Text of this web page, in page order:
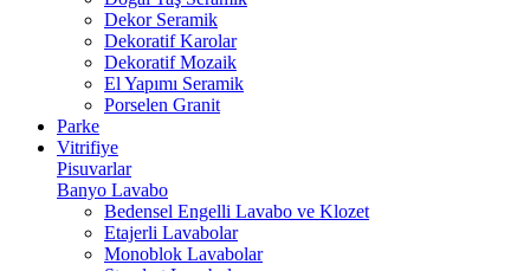
Dekor Seramik
Dekoratif Karolar
Dekoratif Mozaik
El Yapımı Seramik
Porselen Granit
Parke
Vitrifiye
Pisuvarlar
Banyo Lavabo
Bedensel Engelli Lavabo ve Klozet
Etajerli Lavabolar
Monoblok Lavabolar